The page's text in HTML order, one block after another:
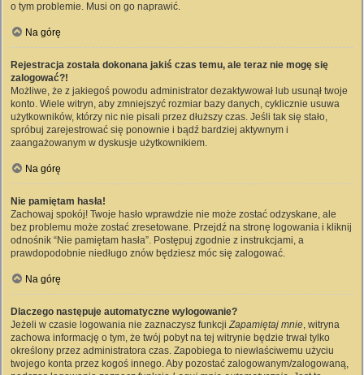
o tym problemie. Musi on go naprawić.
Na górę
Rejestracja została dokonana jakiś czas temu, ale teraz nie mogę się
zalogować?!
Możliwe, że z jakiegoś powodu administrator dezaktywował lub usunął twoje
konto. Wiele witryn, aby zmniejszyć rozmiar bazy danych, cyklicznie usuwa
użytkowników, którzy nic nie pisali przez dłuższy czas. Jeśli tak się stało,
spróbuj zarejestrować się ponownie i bądź bardziej aktywnym i
zaangażowanym w dyskusje użytkownikiem.
Na górę
Nie pamiętam hasła!
Zachowaj spokój! Twoje hasło wprawdzie nie może zostać odzyskane, ale
bez problemu może zostać zresetowane. Przejdź na stronę logowania i kliknij
odnośnik “Nie pamiętam hasła”. Postępuj zgodnie z instrukcjami, a
prawdopodobnie niedługo znów będziesz móc się zalogować.
Na górę
Dlaczego następuje automatyczne wylogowanie?
Jeżeli w czasie logowania nie zaznaczysz funkcjiZapamiętaj mnie, witryna
zachowa informację o tym, że twój pobyt na tej witrynie będzie trwał tylko
określony przez administratora czas. Zapobiega to niewłaściwemu użyciu
twojego konta przez kogoś innego. Aby pozostać zalogowanym/zalogowaną,